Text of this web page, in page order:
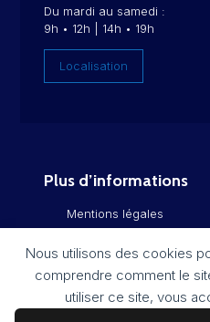
Nous utilisons des cookies
comprendre comment le
utiliser ce site, vous
Du mardi au samedi :
9h • 12h | 14h • 19h
Localisation
Plus d’informations
Mentions légales
Politique de confidentialité
Flux RSS
Plan du site